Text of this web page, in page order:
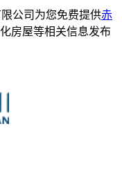
公司为您免费提供赤
房屋等相关信息发布